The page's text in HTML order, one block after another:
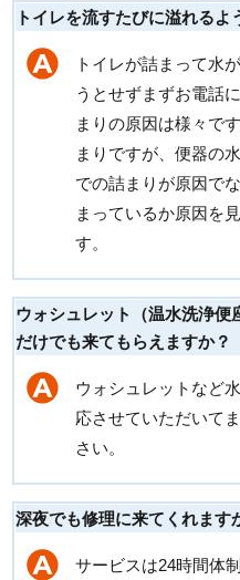
トイレを流すたびに溢れるよ
トイレが詰まって水
うとせずまずお電話
まりの原因は様々で
まりですが、便器の
での詰まりが原因で
まっているか原因を
す。
ウォシュレット（温水洗浄便
だけでも来てもらえますか？
ウォシュレットなど
応させていただいて
さい。
深夜でも修理に来てくれます
サービスは24時間体